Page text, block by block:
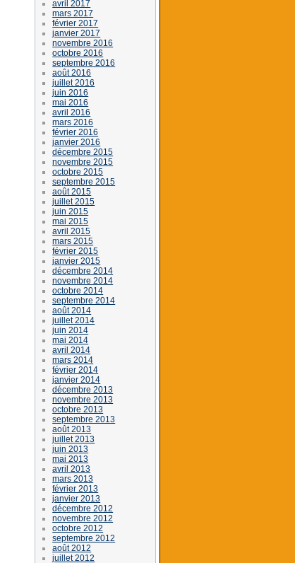
avril 2017
mars 2017
février 2017
janvier 2017
novembre 2016
octobre 2016
septembre 2016
août 2016
juillet 2016
juin 2016
mai 2016
avril 2016
mars 2016
février 2016
janvier 2016
décembre 2015
novembre 2015
octobre 2015
septembre 2015
août 2015
juillet 2015
juin 2015
mai 2015
avril 2015
mars 2015
février 2015
janvier 2015
décembre 2014
novembre 2014
octobre 2014
septembre 2014
août 2014
juillet 2014
juin 2014
mai 2014
avril 2014
mars 2014
février 2014
janvier 2014
décembre 2013
novembre 2013
octobre 2013
septembre 2013
août 2013
juillet 2013
juin 2013
mai 2013
avril 2013
mars 2013
février 2013
janvier 2013
décembre 2012
novembre 2012
octobre 2012
septembre 2012
août 2012
juillet 2012